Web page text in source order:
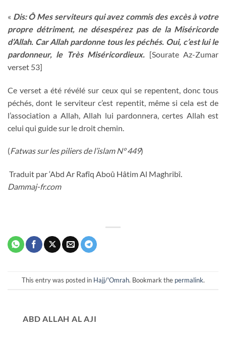
« Dis: Ô Mes serviteurs qui avez commis des excès à votre
propre détriment, ne désespérez pas de la Miséricorde
d’Allah. Car Allah pardonne tous les péchés. Oui, c’est lui le
pardonneur, le Très Miséricordieux. [Sourate Az-Zumar
verset 53]
Ce verset a été révélé sur ceux qui se repentent, donc tous
péchés, dont le serviteur c’est repentit, même si cela est de
l’association a Allah, Allah lui pardonnera, certes Allah est
celui qui guide sur le droit chemin.
(Fatwas sur les piliers de l’islam N° 449)
Traduit par ‘Abd Ar Rafîq Aboû Hâtim Al Maghribî.
Dammaj-fr.com
This entry was posted in Hajj/'Omrah. Bookmark the permalink.
ABD ALLAH AL AJI